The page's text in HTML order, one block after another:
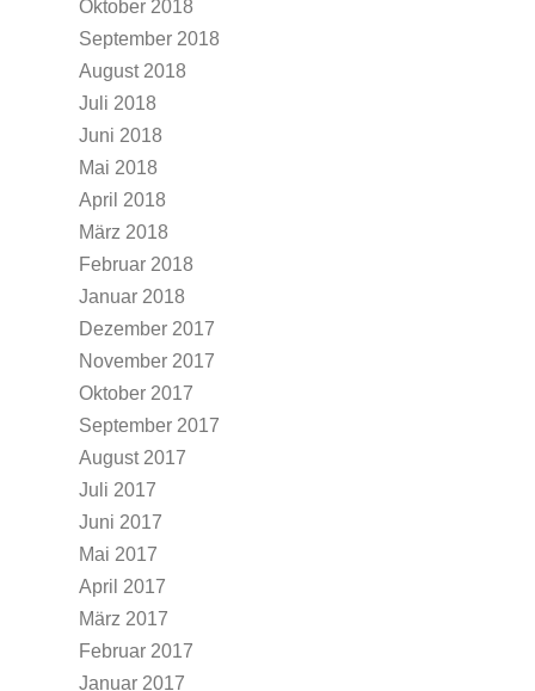
Oktober 2018
September 2018
August 2018
Juli 2018
Juni 2018
Mai 2018
April 2018
März 2018
Februar 2018
Januar 2018
Dezember 2017
November 2017
Oktober 2017
September 2017
August 2017
Juli 2017
Juni 2017
Mai 2017
April 2017
März 2017
Februar 2017
Januar 2017